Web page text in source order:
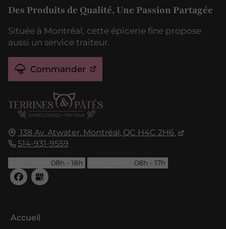
138 Av. Atwater, Montréal, QC H4C 2H6
514-931-9559
08h - 18h 08h - 17h
Accueil
Des Produits de Qualité, Une Passion Partagée
Située à Montréal, cette épicerie fine propose
aussi un service traiteur.
Commander